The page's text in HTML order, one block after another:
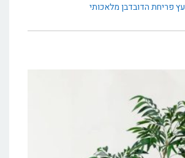
עץ פריחת הדובדבן מלאכותי